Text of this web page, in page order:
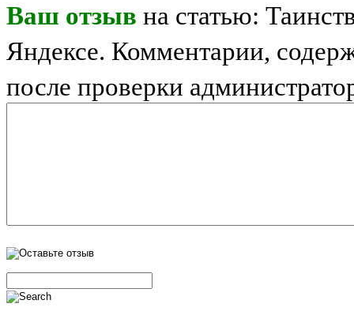
Ваш отзыв на статью:
Яндексе. Комментарии,
после проверки